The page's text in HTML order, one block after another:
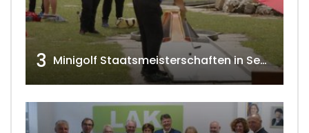
3 Minigolf Staatsmeisterschaften in Seefeld-Kadolz w4tv174